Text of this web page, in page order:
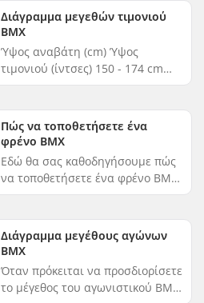
εξαρτημάτων σε ένα ποδήλατο
BMX, υπάρχει ...
Διάγραμμα μεγεθών τιμονιού
BMX
Ύψος αναβάτη (cm) Ύψος
τιμονιού (ίντσες) 150 - 174 cm
<8.75" 175 - 189 cm 8.75 - 9.5"
Πώς να τοποθετήσετε ένα
φρένο BMX
Εδώ θα σας καθοδηγήσουμε πώς
να τοποθετήσετε ένα φρένο BMX
σε ένα ποδήλατο BMX.
εικόνες βήμα προς βήμα. 1.
Τοποθετήστε ...
Διάγραμμα μεγέθους αγώνων
BMX
Όταν πρόκειται να προσδιορίσετε
το μέγεθος του αγωνιστικού BMX